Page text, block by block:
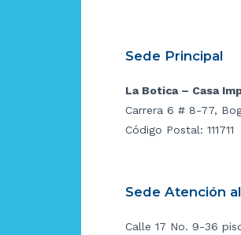
Sede Principal
La Botica – Casa
Carrera 6 # 8-77,
Código Postal: 111711
Sede Atención
Calle 17 No. 9-36